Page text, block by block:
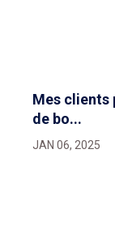
Mes clients
de bo...
JAN 06, 2025